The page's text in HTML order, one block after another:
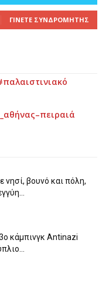
ΓΊΝΕΤΕ ΣΥΝΔΡΟΜΗΤΉΣ
νησί, βουνό και πόλη,
κάμπινγκ Antinazi